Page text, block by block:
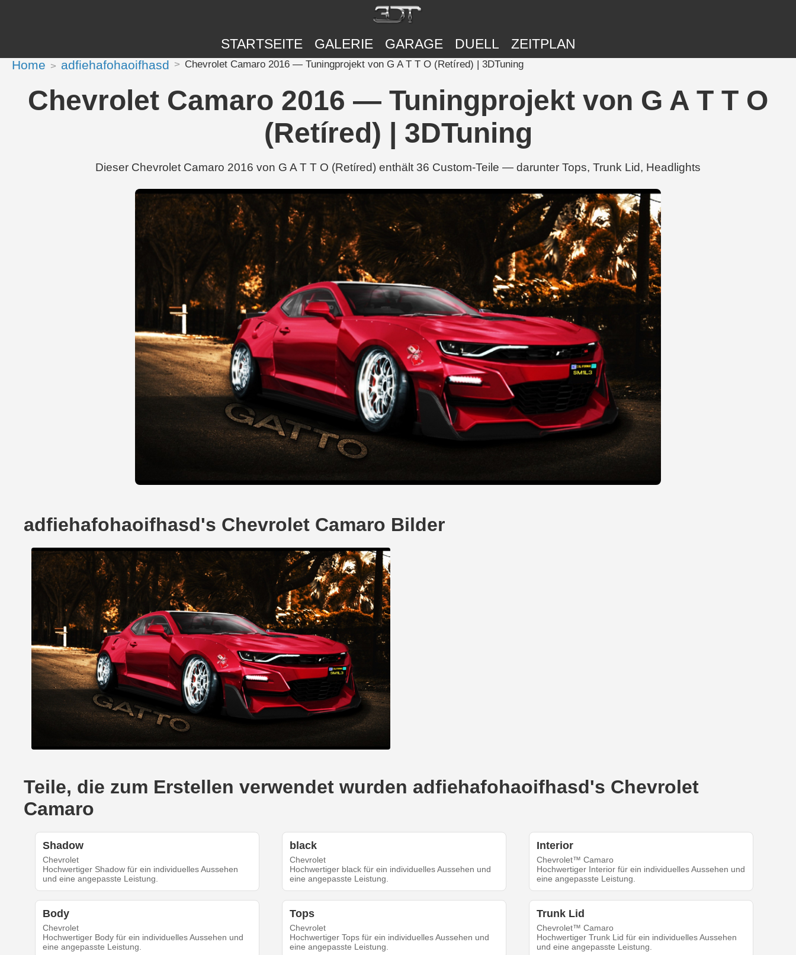
STARTSEITE GALERIE GARAGE DUELL ZEITPLAN
Home adfiehafohaoifhasd Chevrolet Camaro 2016 — Tuningprojekt von G A T T O (Retíred) | 3DTuning
Chevrolet Camaro 2016 — Tuningprojekt von G A T T O
(Retíred) | 3DTuning
Dieser Chevrolet Camaro 2016 von G A T T O (Retíred) enthält 36 Custom-Teile — darunter Tops, Trunk Lid, Headlights
adfiehafohaoifhasd's Chevrolet Camaro Bilder
Teile, die zum Erstellen verwendet wurden adfiehafohaoifhasd's Chevrolet
Camaro
Shadow
Chevrolet
Hochwertiger Shadow für ein individuelles Aussehen
und eine angepasste Leistung.
black
Chevrolet
Hochwertiger black für ein individuelles Aussehen und
eine angepasste Leistung.
Interior
Chevrolet™ Camaro
Hochwertiger Interior für ein individuelles Aussehen und
eine angepasste Leistung.
Body
Chevrolet
Hochwertiger Body für ein individuelles Aussehen und
eine angepasste Leistung.
Tops
Chevrolet
Hochwertiger Tops für ein individuelles Aussehen und
eine angepasste Leistung.
Trunk Lid
Chevrolet™ Camaro
Hochwertiger Trunk Lid für ein individuelles Aussehen
und eine angepasste Leistung.